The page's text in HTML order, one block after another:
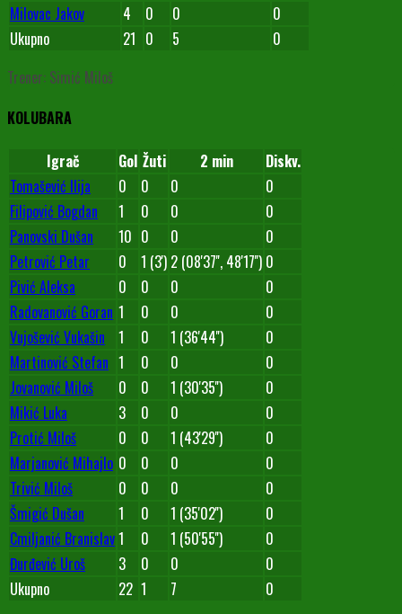
Milovac Jakov
4 0 0
0
Ukupno
21 0 5
0
Trener: Simić Miloš
KOLUBARA
Igrač Gol Žuti 2 min
Diskv.
Tomašević Ilija
0 0 0
0
Filipović Bogdan
1 0 0
0
Panovski Dušan
10 0 0
0
Petrović Petar
0 1 (3') 2 (08'37'', 48'17'') 0
Pivić Aleksa
0 0 0
0
Radovanović Goran 1 0 0
0
Vujošević Vukašin
1 0 1 (36'44'')
0
Martinović Stefan 1 0 0
0
Jovanović Miloš
0 0 1 (30'35'')
0
Mikić Luka
3 0 0
0
Protić Miloš
0 0 1 (43'29'')
0
Marjanović Mihajlo 0 0 0
0
Trivić Miloš
0 0 0
0
Šmigić Dušan
1 0 1 (35'02'')
0
Cmiljanić Branislav1 0 1 (50'55'')
0
Đurđević Uroš
3 0 0
0
Ukupno
22 1 7
0